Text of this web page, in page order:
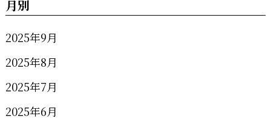
月別
2025年9月
2025年8月
2025年7月
2025年6月